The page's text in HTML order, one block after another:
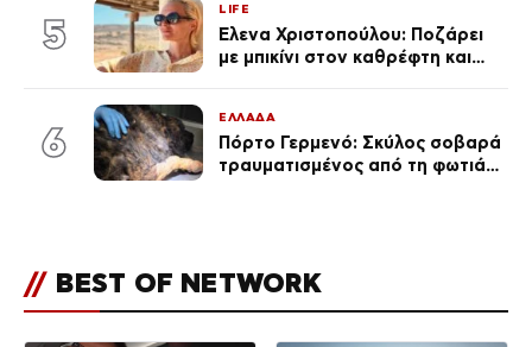
5
LIFE
Έλενα Χριστοπούλου: Ποζάρει
με μπικίνι στον καθρέφτη και
καθεμία…» (Βίντεο)
6
ΕΛΛΑΔΑ
Πόρτο Γερμενό: Σκύλος σοβαρά
τραυματισμένος από τη φωτιά
// BEST OF NETWORK